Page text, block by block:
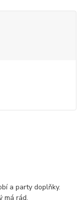
a party doplňky.
má rád.